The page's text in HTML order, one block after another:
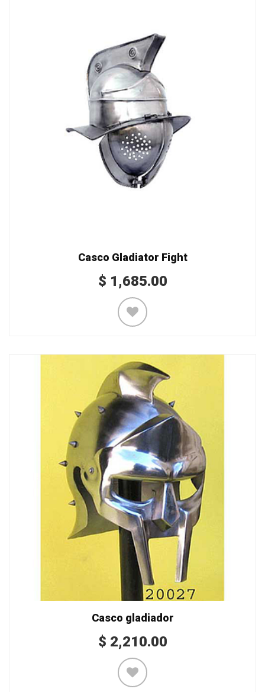
Casco Gladiator Fight
$ 1,685.00
Casco gladiador
$ 2,210.00